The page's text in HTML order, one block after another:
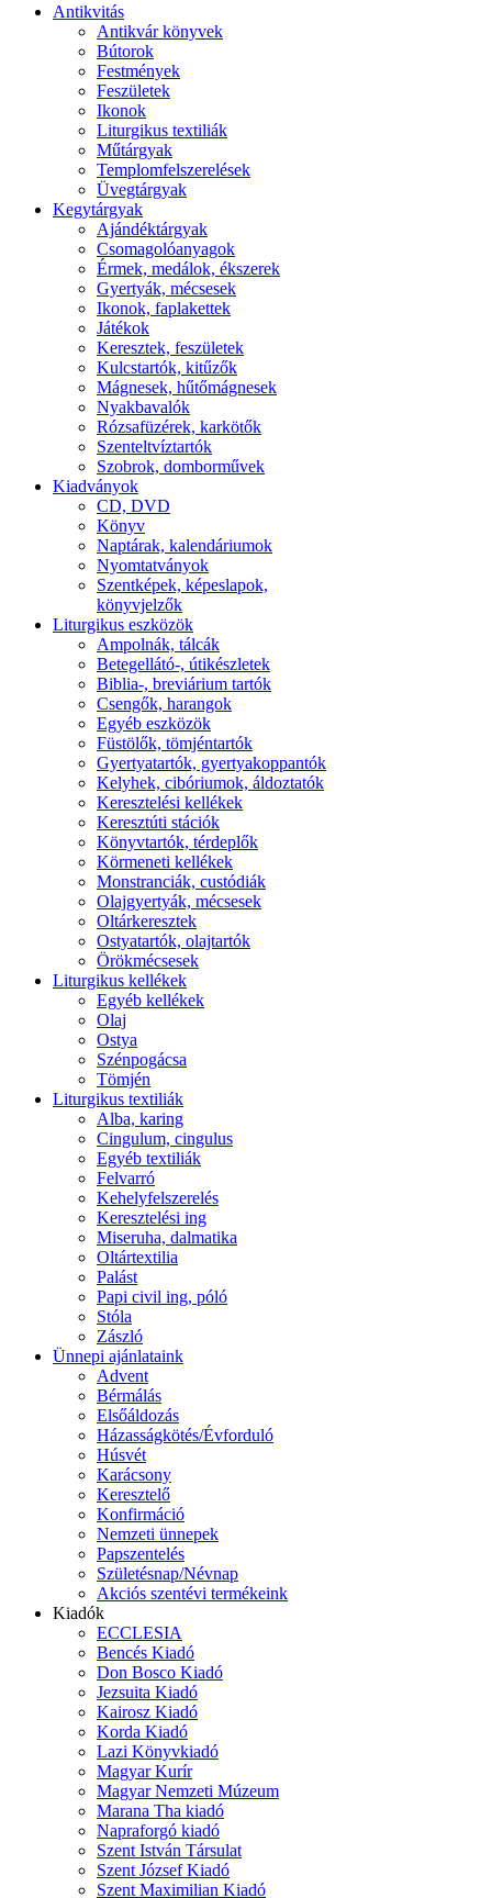
Antikvitás
Antikvár könyvek
Bútorok
Festmények
Feszületek
Ikonok
Liturgikus textiliák
Műtárgyak
Templomfelszerelések
Üvegtárgyak
Kegytárgyak
Ajándéktárgyak
Csomagolóanyagok
Érmek, medálok, ékszerek
Gyertyák, mécsesek
Ikonok, faplakettek
Játékok
Keresztek, feszületek
Kulcstartók, kitűzők
Mágnesek, hűtőmágnesek
Nyakbavalók
Rózsafüzérek, karkötők
Szenteltvíztartók
Szobrok, domborművek
Kiadványok
CD, DVD
Könyv
Naptárak, kalendáriumok
Nyomtatványok
Szentképek, képeslapok,
könyvjelzők
Liturgikus eszközök
Ampolnák, tálcák
Betegellátó-, útikészletek
Biblia-, breviárium tartók
Csengők, harangok
Egyéb eszközök
Füstölők, tömjéntartók
Gyertyatartók, gyertyakoppantók
Kelyhek, cibóriumok, áldoztatók
Keresztelési kellékek
Keresztúti stációk
Könyvtartók, térdeplők
Körmeneti kellékek
Monstranciák, custódiák
Olajgyertyák, mécsesek
Oltárkeresztek
Ostyatartók, olajtartók
Örökmécsesek
Liturgikus kellékek
Egyéb kellékek
Olaj
Ostya
Szénpogácsa
Tömjén
Liturgikus textiliák
Alba, karing
Cingulum, cingulus
Egyéb textiliák
Felvarró
Kehelyfelszerelés
Keresztelési ing
Miseruha, dalmatika
Oltártextilia
Palást
Papi civil ing, póló
Stóla
Zászló
Ünnepi ajánlataink
Advent
Bérmálás
Elsőáldozás
Házasságkötés/Évforduló
Húsvét
Karácsony
Keresztelő
Konfirmáció
Nemzeti ünnepek
Papszentelés
Születésnap/Névnap
Akciós szentévi termékeink
Kiadók
ECCLESIA
Bencés Kiadó
Don Bosco Kiadó
Jezsuita Kiadó
Kairosz Kiadó
Korda Kiadó
Lazi Könyvkiadó
Magyar Kurír
Magyar Nemzeti Múzeum
Marana Tha kiadó
Napraforgó kiadó
Szent István Társulat
Szent József Kiadó
Szent Maximilian Kiadó